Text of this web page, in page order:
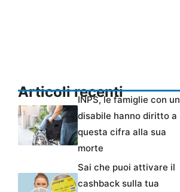
Articoli recentiINPS, le famiglie con un
disabile hanno diritto a
questa cifra alla sua
morte
Sai che puoi attivare il
cashback sulla tua